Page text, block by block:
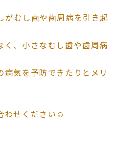
がむし歯や歯周病を引き起
、小さなむし歯や歯周病
気を予防できたりとメリ
わせください☺️